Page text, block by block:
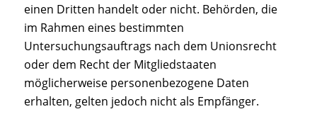
einen Dritten handelt oder nicht. Behörden, die
im Rahmen eines bestimmten
Untersuchungsauftrags nach dem Unionsrecht
oder dem Recht der Mitgliedstaaten
möglicherweise personenbezogene Daten
erhalten, gelten jedoch nicht als Empfänger.